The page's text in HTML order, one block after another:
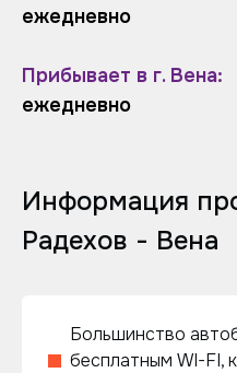
ежедневно
Прибывает в г. Вена:
ежедневно
Информация
Радехов - Вена
Большинство
бесплатным WI-FI,